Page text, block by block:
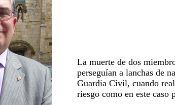
La muerte de dos
perseguían a lanchas de
Guardia Civil, cuando
riesgo como en este caso